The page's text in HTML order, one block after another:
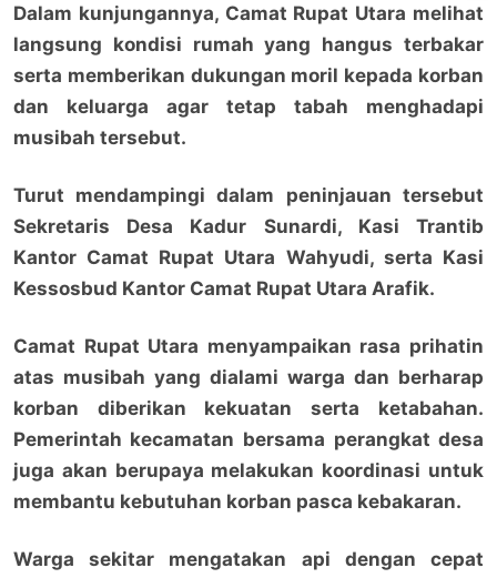
Dalam kunjungannya, Camat Rupat Utara melihat
langsung kondisi rumah yang hangus terbakar
serta memberikan dukungan moril kepada korban
dan keluarga agar tetap tabah menghadapi
musibah tersebut.
Turut mendampingi dalam peninjauan tersebut
Sekretaris Desa Kadur Sunardi, Kasi Trantib
Kantor Camat Rupat Utara Wahyudi, serta Kasi
Kessosbud Kantor Camat Rupat Utara Arafik.
Camat Rupat Utara menyampaikan rasa prihatin
atas musibah yang dialami warga dan berharap
korban diberikan kekuatan serta ketabahan.
Pemerintah kecamatan bersama perangkat desa
juga akan berupaya melakukan koordinasi untuk
membantu kebutuhan korban pasca kebakaran.
Warga sekitar mengatakan api dengan cepat